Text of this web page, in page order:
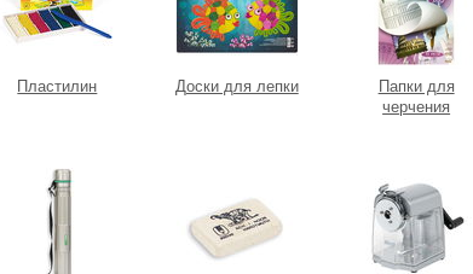
Пластилин Доски для лепки
Папки для
черчения